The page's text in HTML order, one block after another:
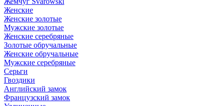
Женские
Женские золотые
Мужские золотые
Женские серебряные
Золотые обручальные
Женские обручальные
Мужские серебряные
Серьги
Гвоздики
Английский замок
Французский замок